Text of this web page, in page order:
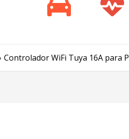
Controlador WiFi Tuya 16A para